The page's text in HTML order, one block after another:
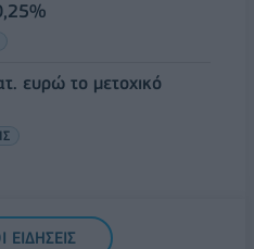
ευρώ το μετοχικό
ΕΙΔΗΣΕΙΣ